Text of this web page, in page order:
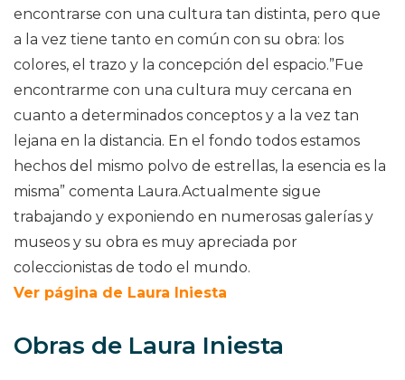
encontrarse con una cultura tan distinta, pero que
a la vez tiene tanto en común con su obra: los
colores, el trazo y la concepción del espacio.”Fue
encontrarme con una cultura muy cercana en
cuanto a determinados conceptos y a la vez tan
lejana en la distancia. En el fondo todos estamos
hechos del mismo polvo de estrellas, la esencia es la
misma” comenta Laura.Actualmente sigue
trabajando y exponiendo en numerosas galerías y
museos y su obra es muy apreciada por
coleccionistas de todo el mundo.
Ver página de Laura Iniesta
Obras de Laura Iniesta